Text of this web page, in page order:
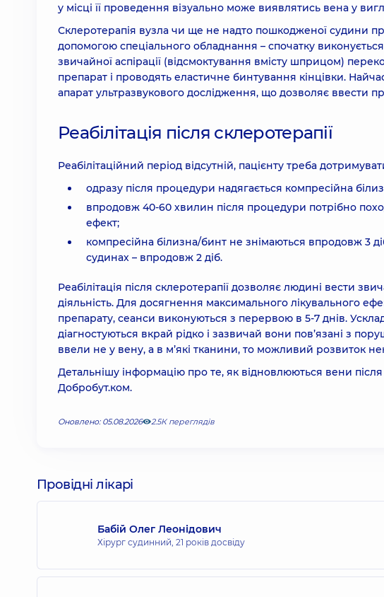
у місці її проведення візуально може виявлятись вена у
Склеротерапія вузла чи ще не надто пошкодженої судини
допомогою спеціального обладнання – спочатку
звичайної аспірації (відсмоктування вмісту шприцом)
препарат і проводять еластичне бинтування кінцівки.
апарат ультразвукового дослідження, що дозволяє ввести
Реабілітація після склеротерапії
Реабілітаційний період відсутній, пацієнту треба
одразу після процедури надягається компресійна
впродовж 40-60 хвилин після процедури потрібно
ефект;
компресійна білизна/бинт не знімаються впродовж 3
судинах – впродовж 2 діб.
Реабілітація після склеротерапії дозволяє людині вести
діяльність. Для досягнення максимального лікувального
препарату, сеанси виконуються з перервою в 5-7 днів.
діагностуються вкрай рідко і зазвичай вони пов’язані з
ввели не у вену, а в м’які тканини, то можливий розвиток
Детальнішу інформацію про те, як відновлюються вени
Добробут.ком.
Оновлено: 05.08.2026 2.5К переглядів
Провідні лікарі
Бабій Олег Леонідович
Хірург судинний, 21 років досвіду